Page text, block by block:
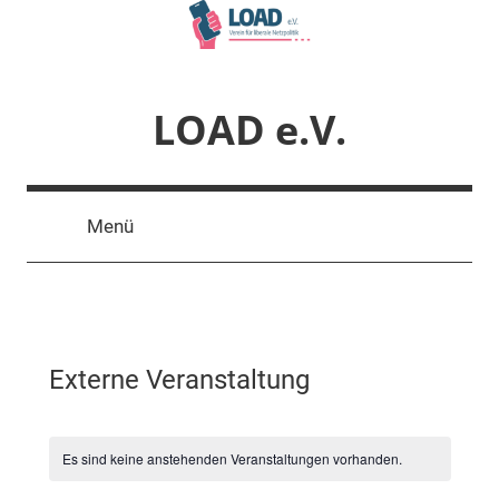
LOAD e.V.
Menü
Externe Veranstaltung
Es sind keine anstehenden Veranstaltungen vorhanden.